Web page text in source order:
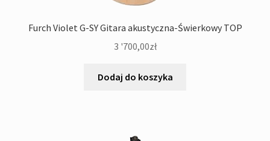
Furch Violet G-SY Gitara akustyczna-Świerkowy TOP
3 '700,00zł
Dodaj do koszyka